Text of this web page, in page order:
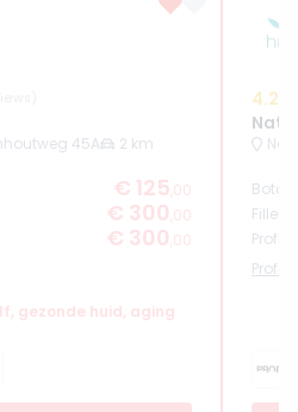
45A 2 km
€ 125 ,00
€ 300 ,00
€ 300 ,00
gezonde huid, aging
4.2
Filler